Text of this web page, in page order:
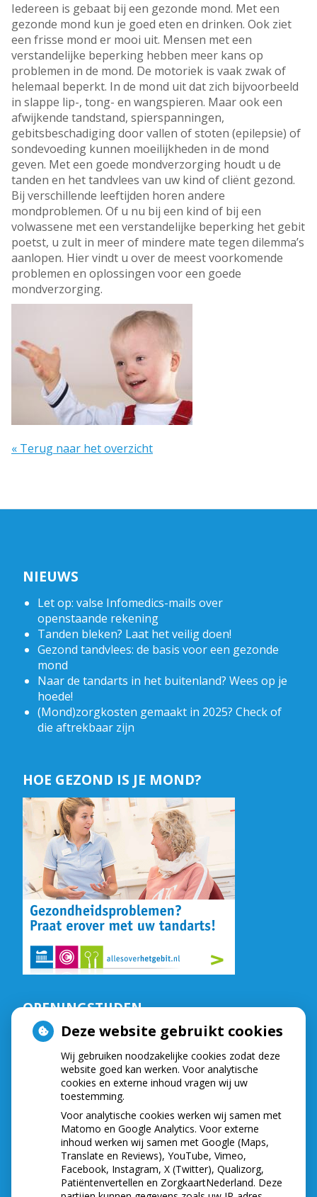
Iedereen is gebaat bij een gezonde mond. Met een
gezonde mond kun je goed eten en drinken. Ook ziet
een frisse mond er mooi uit. Mensen met een
verstandelijke beperking hebben meer kans op
problemen in de mond. De motoriek is vaak zwak of
helemaal beperkt. In de mond uit dat zich bijvoorbeeld
in slappe lip-, tong- en wangspieren. Maar ook een
afwijkende tandstand, spierspanningen,
gebitsbeschadiging door vallen of stoten (epilepsie) of
sondevoeding kunnen moeilijkheden in de mond
geven. Met een goede mondverzorging houdt u de
tanden en het tandvlees van uw kind of cliënt gezond.
Bij verschillende leeftijden horen andere
mondproblemen. Of u nu bij een kind of bij een
volwassene met een verstandelijke beperking het gebit
poetst, u zult in meer of mindere mate tegen dilemma’s
aanlopen. Hier vindt u over de meest voorkomende
problemen en oplossingen voor een goede
mondverzorging.
« Terug naar het overzicht
NIEUWS
Let op: valse Infomedics-mails over
openstaande rekening
Tanden bleken? Laat het veilig doen!
Gezond tandvlees: de basis voor een gezonde
mond
Naar de tandarts in het buitenland? Wees op je
hoede!
(Mond)zorgkosten gemaakt in 2025? Check of
die aftrekbaar zijn
HOE GEZOND IS JE MOND?
OPENINGSTIJDEN
De praktijk is geopend op:
Maandag,
van9.00tot16.30
Dinsdag,
van8.15tot16.30
Woensdag, van8.15tot16.30
van 8.15
16.30
Vrijdag,
van8.30tot 16.30
Telefonisch zijn wij bereikbaar op:
Maandag,
van8.30tot12.00
Dinsdag,
van8.30tot12.00
Deze website gebruikt cookies
Wij gebruiken noodzakelijke cookies zodat deze
website goed kan werken. Voor analytische
cookies en externe inhoud vragen wij uw
toestemming.
Voor analytische cookies werken wij samen met
Matomo en Google Analytics. Voor externe
inhoud werken wij samen met Google (Maps,
Translate en Reviews), YouTube, Vimeo,
Facebook, Instagram, X (Twitter), Qualizorg,
Patiëntenvertellen en ZorgkaartNederland. Deze